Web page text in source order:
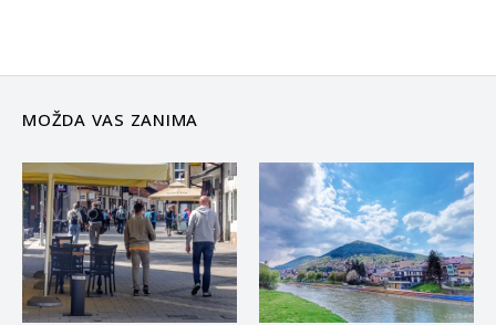
MOŽDA VAS ZANIMA